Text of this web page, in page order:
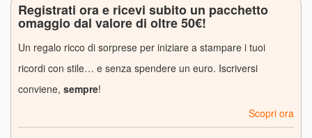
Registrati ora e ricevi subito un pacchetto
omaggio dal valore di oltre 50€!
Un regalo ricco di sorprese per iniziare a stampare i tuoi
ricordi con stile… e senza spendere un euro. Iscriversi
conviene, sempre!
Scopri ora